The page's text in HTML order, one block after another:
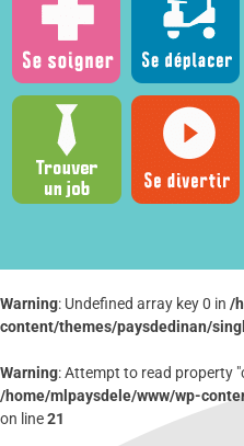
Warning: Undefined array key 0 in /
content/themes/paysdedinan/
Warning: Attempt to read property
/home/mlpaysdele/www/wp-
on line21